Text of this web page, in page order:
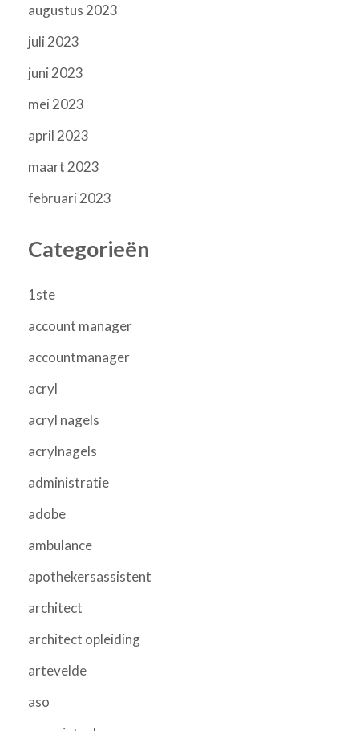
augustus 2023
juli 2023
juni 2023
mei 2023
april 2023
maart 2023
februari 2023
Categorieën
1ste
account manager
accountmanager
acryl
acryl nagels
acrylnagels
administratie
adobe
ambulance
apothekersassistent
architect
architect opleiding
artevelde
aso